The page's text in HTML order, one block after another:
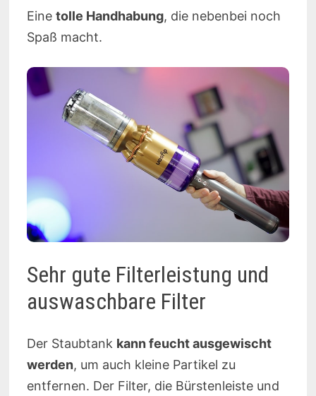
Eine tolle Handhabung, die nebenbei noch
Spaß macht.
Sehr gute Filterleistung und
auswaschbare Filter
Der Staubtank kann feucht ausgewischt
werden, um auch kleine Partikel zu
entfernen. Der Filter, die Bürstenleiste und